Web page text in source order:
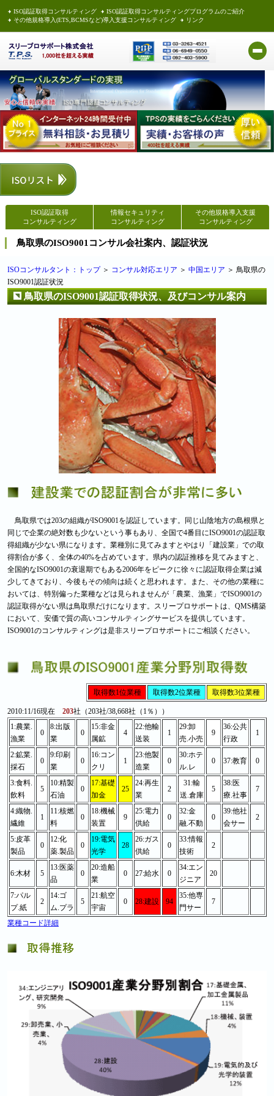
ISO認証取得コンサルティング
ISO認証取得コンサルティングプログラムのご紹介
その他規格導入(ETS,BCMSなど)導入支援コンサルティング
リンク
ISO認証取得
コンサルティング
情報セキュリティ
コンサルティング
その他規格導入支援
コンサルティング
鳥取県のISO9001コンサル会社案内、認証状況
ISOコンサルタント：トップ＞ コンサル対応エリア ＞ 中国エリア ＞ 鳥取県の
ISO9001認証状況
鳥取県のISO9001認証取得状況、及びコンサル案内
鳥取県では203の組織がISO9001を認証しています。同じ山陰地方の島根県と
同じで企業の絶対数も少ないという事もあり、全国で4番目にISO9001の認証取
得組織が少ない県になります。業種別に見てみますとやはり「建設業」での取
得割合が多く、全体の40%を占めています。県内の認証推移を見てみますと、
全国的なISO9001の衰退期でもある2006年をピークに徐々に認証取得企業は減
少してきており、今後もその傾向は続くと思われます。また、その他の業種に
おいては、特別偏った業種などは見られませんが「農業、漁業」でISO9001の
認証取得がない県は鳥取県だけになります。スリープロサポートは、QMS構築
において、安価で質の高いコンサルティングサービスを提供しています。
ISO9001のコンサルティングは是非スリープロサポートにご相談ください。
取得数1位業種 取得数2位業種 取得数3位業種
2010:11/16現在 203社（203社/38,668社（1％））
1:農業.
漁業
0
8:出版
業
0
15:非金
属鉱
4
22:他輸
送装
1
29:卸
売.小売
9
36:公共
行政
1
2:鉱業.
採石
0
9:印刷
業
0
16:コン
クリ
1
23:他製
造業
0
30:ホテ
ル.レ
0 37:教育 0
3:食料.
飲料
5
10:精製
石油
0
17:基礎
加金
25
24:再生
業
2
31:輸
送.倉庫
5
38:医
療.社事
7
4:織物.
繊維
1
11:核燃
料
0
18:機械
装置
9
25:電力
供給
0
32:金
融.不動
0
39:他社
会サー
2
5:皮革
製品
0
12:化
薬.製品
0
19:電気
光学
28
26:ガス
供給
0
33:情報
技術
2
6:木材 5
13:医薬
品
0
20:造船
業
0 27:給水 0
34:エン
ジニア
20
7:パル
プ.紙
2
14:ゴ
ム.プラ
5
21:航空
宇宙
0 28:建設 94
35:他専
門サー
7
業種コード詳細